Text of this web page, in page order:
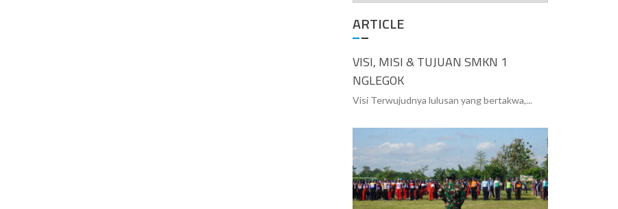
ARTICLE
VISI, MISI & TUJUAN SMKN 1
NGLEGOK
Visi Terwujudnya lulusan yang bertakwa,...